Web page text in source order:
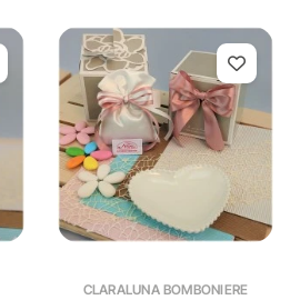
CLARALUNA BOMBONIERE